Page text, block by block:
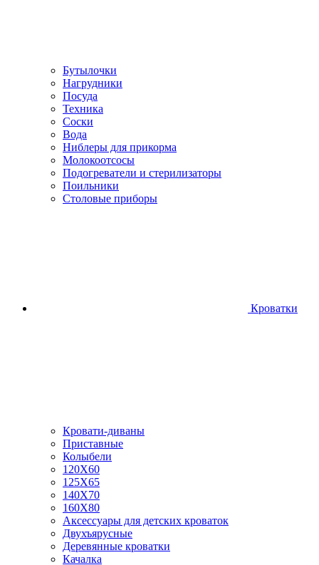
Бутылочки
Нагрудники
Посуда
Техника
Соски
Вода
Ниблеры для прикорма
Молокоотсосы
Подогреватели и стерилизаторы
Поильники
Столовые приборы
Кроватки
Кровати-диваны
Приставные
Колыбели
120Х60
125X65
140Х70
160Х80
Аксессуары для детских кроваток
Двухъярусные
Деревянные кроватки
Качалка